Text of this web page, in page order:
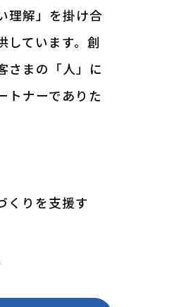
理解」を掛け合
しています。創
さまの「人」に
トナーでありた
くりを支援す